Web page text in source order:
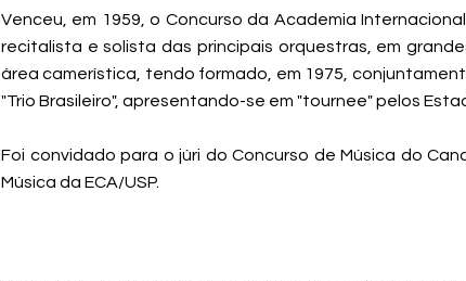
Venceu, em 1959, o Concurso da Academia
recitalista e solista das principais orquestras, em
área camerística, tendo formado, em 1975,
"Trio Brasileiro", apresentando-se em "tournee" pelos
Foi convidado para o júri do Concurso de Música do
Música da ECA/USP.